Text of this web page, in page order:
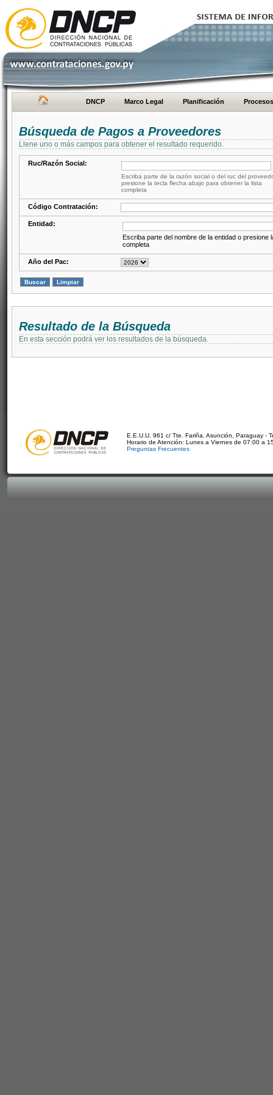
DNCP Marco Legal Planificación Procesos
Búsqueda de Pagos a Proveedores
Llene uno o más campos para obtener el resultado requerido.
Ruc/Razón Social:
Escriba parte de la razón social o del ruc del
presione la tecla flecha abajo para obtener la lista
completa
Código Contratación:
Entidad:
Escriba parte del nombre de la entidad o presione
completa
Año del Pac:
Resultado de la Búsqueda
En esta sección podrá ver los resultados de la búsqueda.
E.E.U.U. 961 c/ Tte. Fariña. Asunción, Paraguay -
Horario de Atención: Lunes a Viernes de 07:00 a
Preguntas Frecuentes